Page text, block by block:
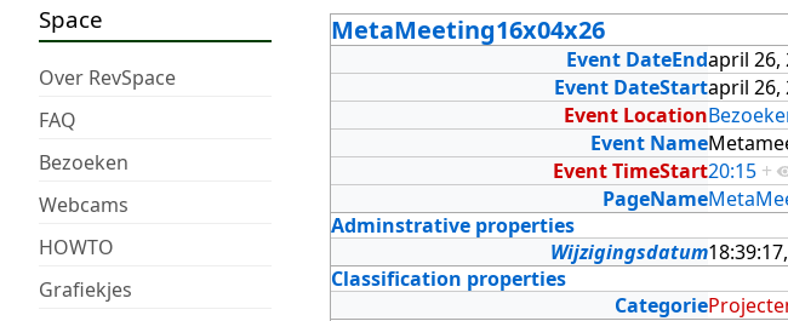
Space
Over RevSpace
FAQ
Bezoeken
Webcams
HOWTO
Grafiekjes
MetaMeeting16x04x26
Event DateEndapril 26,
Event DateStartapril 26,
Event Location
Event Name
Event TimeStart20:15 +
PageName
Adminstrative properties
Wijzigingsdatum
Classification properties
Categorie